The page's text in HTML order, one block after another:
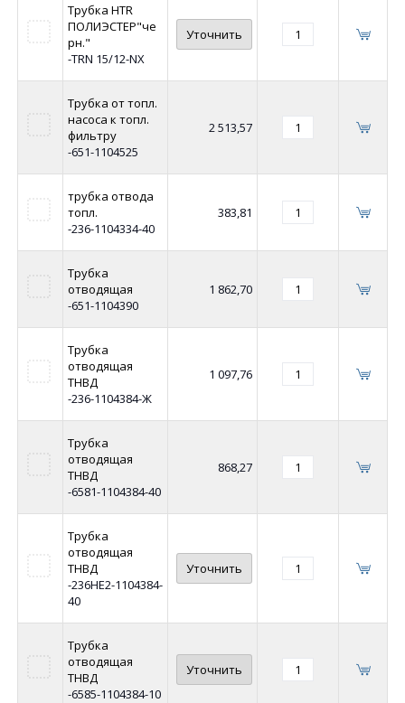
Трубка HTR
ПОЛИЭСТЕР"че
рн."
-TRN 15/12-NX
Уточнить
Трубка от топл.
насоса к топл.
фильтру
-651-1104525
2 513,57
трубка отвода
топл.
-236-1104334-40
383,81
Трубка
отводящая
-651-1104390
1 862,70
Трубка
отводящая
ТНВД
-236-1104384-Ж
1 097,76
Трубка
отводящая
ТНВД
-6581-1104384-40
868,27
Трубка
отводящая
ТНВД
-236НЕ2-1104384-
40
Уточнить
Трубка
отводящая
ТНВД
-6585-1104384-10
Уточнить